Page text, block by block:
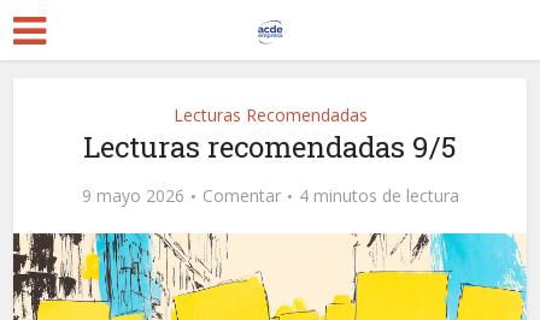
Lecturas Recomendadas
Lecturas recomendadas 9/5
9 mayo 2026 Comentar 4 minutos de lectura